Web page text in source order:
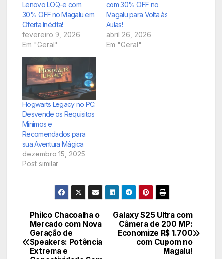
Lenovo LOQ-e com
30% OFF no Magalu em
Oferta Inédita!
fevereiro 9, 2026
Em "Geral"
com 30% OFF no
Magalu para Volta às
Aulas!
abril 26, 2026
Em "Geral"
Hogwarts Legacy no PC:
Desvende os Requisitos
Mínimos e
Recomendados para
sua Aventura Mágica
dezembro 15, 2025
Post similar
Navegação
de
Galaxy S25 Ultra com
Câmera de 200 MP:
Economize R$ 1.700
com Cupom no
Magalu!
Philco Chacoalha o
Mercado com Nova
Geração de
Speakers: Potência
Extrema e